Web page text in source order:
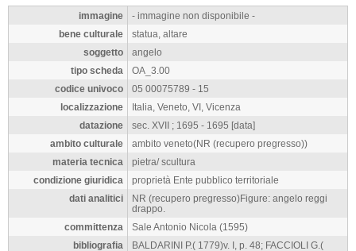
immagine
- immagine non disponibile -
bene culturale
statua, altare
soggetto
angelo
tipo scheda
OA_3.00
codice univoco
05 00075789 - 15
localizzazione
Italia, Veneto, VI, Vicenza
datazione
sec. XVII ; 1695 - 1695 [data]
ambito culturale
ambito veneto(NR (recupero pregresso))
materia tecnica
pietra/ scultura
condizione giuridica
proprietà Ente pubblico territoriale
dati analitici
NR (recupero pregresso)Figure: angelo reggi
drappo.
committenza
Sale Antonio Nicola (1595)
bibliografia
BALDARINI P.( 1779)v. I, p. 48; FACCIOLI G.(